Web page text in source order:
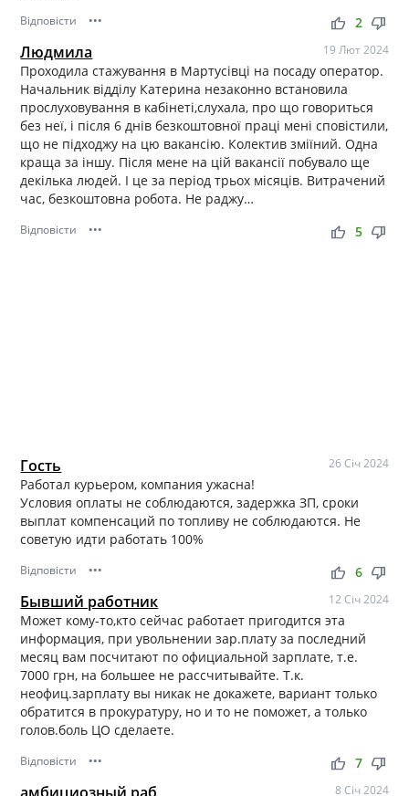
Відповісти ••• thumb_up thumb_down
2
Людмила 19 Лют 2024
Проходила стажування в Мартусівці на посаду оператор.
Начальник відділу Катерина незаконно встановила
прослуховування в кабінеті,слухала, про що говориться
без неї, і після 6 днів безкоштовної праці мені сповістили,
що не підходжу на цю вакансію. Колектив зміїний. Одна
краща за іншу. Після мене на цій вакансії побувало ще
декілька людей. І це за період трьох місяців. Витрачений
час, безкоштовна робота. Не раджу…
Відповісти ••• thumb_up thumb_down
5
Гость 26 Січ 2024
Работал курьером, компания ужасна!
Условия оплаты не соблюдаются, задержка ЗП, сроки
выплат компенсаций по топливу не соблюдаются. Не
советую идти работать 100%
Відповісти ••• thumb_up thumb_down
6
Бывший работник 12 Січ 2024
Может кому-то,кто сейчас работает пригодится эта
информация, при увольнении зар.плату за последний
месяц вам посчитают по официальной зарплате, т.е.
7000 грн, на большее не рассчитывайте. Т.к.
неофиц.зарплату вы никак не докажете, вариант только
обратится в прокуратуру, но и то не поможет, а только
голов.боль ЦО сделаете.
Відповісти ••• thumb_up thumb_down
7
8 Січ 2024